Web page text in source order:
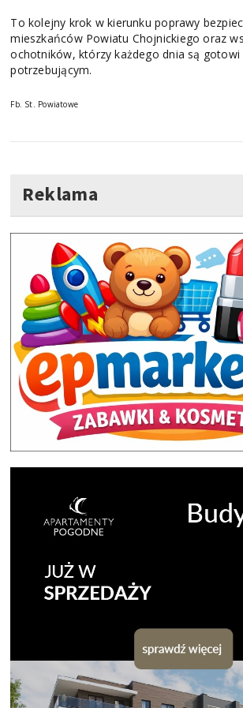
To kolejny krok w kierunku poprawy
mieszkańców Powiatu Chojnickiego oraz
ochotników, którzy każdego dnia są
potrzebującym.
Fb. St. Powiatowe
Reklama